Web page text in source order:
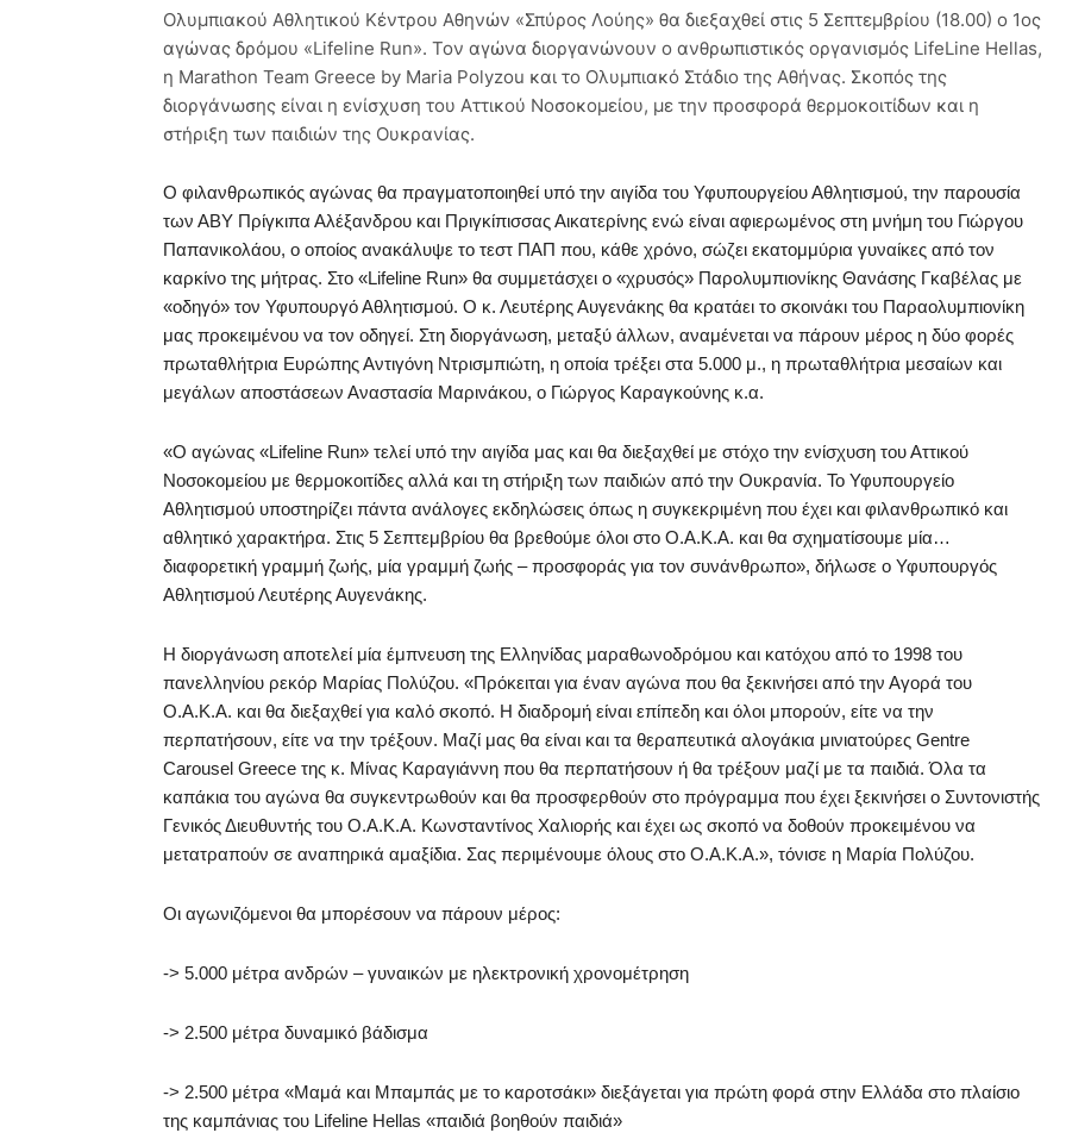
Ολυμπιακού Αθλητικού Κέντρου Αθηνών «Σπύρος Λούης» θα διεξαχθεί στις 5 Σεπτεμβρίου (18.00) ο 1ος
αγώνας δρόμου «Lifeline Run». Τον αγώνα διοργανώνουν ο ανθρωπιστικός οργανισμός LifeLine Hellas,
η Marathon Team Greece by Maria Polyzou και το Ολυμπιακό Στάδιο της Αθήνας. Σκοπός της
διοργάνωσης είναι η ενίσχυση του Αττικού Νοσοκομείου, με την προσφορά θερμοκοιτίδων και η
στήριξη των παιδιών της Ουκρανίας.
Ο φιλανθρωπικός αγώνας θα πραγματοποιηθεί υπό την αιγίδα του Υφυπουργείου Αθλητισμού, την παρουσία
των ΑΒΥ Πρίγκιπα Αλέξανδρου και Πριγκίπισσας Αικατερίνης ενώ είναι αφιερωμένος στη μνήμη του Γιώργου
Παπανικολάου, ο οποίος ανακάλυψε το τεστ ΠΑΠ που, κάθε χρόνο, σώζει εκατομμύρια γυναίκες από τον
καρκίνο της μήτρας. Στο «Lifeline Run» θα συμμετάσχει ο «χρυσός» Παρολυμπιονίκης Θανάσης Γκαβέλας με
«οδηγό» τον Υφυπουργό Αθλητισμού. Ο κ. Λευτέρης Αυγενάκης θα κρατάει το σκοινάκι του Παραολυμπιονίκη
μας προκειμένου να τον οδηγεί. Στη διοργάνωση, μεταξύ άλλων, αναμένεται να πάρουν μέρος η δύο φορές
πρωταθλήτρια Ευρώπης Αντιγόνη Ντρισμπιώτη, η οποία τρέξει στα 5.000 μ., η πρωταθλήτρια μεσαίων και
μεγάλων αποστάσεων Αναστασία Μαρινάκου, ο Γιώργος Καραγκούνης κ.α.
«Ο αγώνας «Lifeline Run» τελεί υπό την αιγίδα μας και θα διεξαχθεί με στόχο την ενίσχυση του Αττικού
Νοσοκομείου με θερμοκοιτίδες αλλά και τη στήριξη των παιδιών από την Ουκρανία. Το Υφυπουργείο
Αθλητισμού υποστηρίζει πάντα ανάλογες εκδηλώσεις όπως η συγκεκριμένη που έχει και φιλανθρωπικό και
αθλητικό χαρακτήρα. Στις 5 Σεπτεμβρίου θα βρεθούμε όλοι στο Ο.Α.Κ.Α. και θα σχηματίσουμε μία…
διαφορετική γραμμή ζωής, μία γραμμή ζωής – προσφοράς για τον συνάνθρωπο», δήλωσε ο Υφυπουργός
Αθλητισμού Λευτέρης Αυγενάκης.
Η διοργάνωση αποτελεί μία έμπνευση της Ελληνίδας μαραθωνοδρόμου και κατόχου από το 1998 του
πανελληνίου ρεκόρ Μαρίας Πολύζου. «Πρόκειται για έναν αγώνα που θα ξεκινήσει από την Αγορά του
Ο.Α.Κ.Α. και θα διεξαχθεί για καλό σκοπό. Η διαδρομή είναι επίπεδη και όλοι μπορούν, είτε να την
περπατήσουν, είτε να την τρέξουν. Μαζί μας θα είναι και τα θεραπευτικά αλογάκια μινιατούρες Gentre
Carousel Greece της κ. Μίνας Καραγιάννη που θα περπατήσουν ή θα τρέξουν μαζί με τα παιδιά. Όλα τα
καπάκια του αγώνα θα συγκεντρωθούν και θα προσφερθούν στο πρόγραμμα που έχει ξεκινήσει ο Συντονιστής
Γενικός Διευθυντής του Ο.Α.Κ.Α. Κωνσταντίνος Χαλιορής και έχει ως σκοπό να δοθούν προκειμένου να
μετατραπούν σε αναπηρικά αμαξίδια. Σας περιμένουμε όλους στο Ο.Α.Κ.Α.», τόνισε η Μαρία Πολύζου.
Οι αγωνιζόμενοι θα μπορέσουν να πάρουν μέρος:
-> 5.000 μέτρα ανδρών – γυναικών με ηλεκτρονική χρονομέτρηση
-> 2.500 μέτρα δυναμικό βάδισμα
-> 2.500 μέτρα «Μαμά και Μπαμπάς με το καροτσάκι» διεξάγεται για πρώτη φορά στην Ελλάδα στο πλαίσιο
της καμπάνιας του Lifeline Hellas «παιδιά βοηθούν παιδιά»